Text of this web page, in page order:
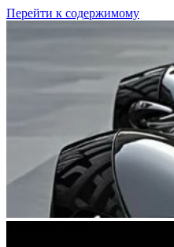
Перейти к содержимому